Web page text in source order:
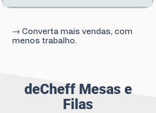
→ Converta mais vendas, com
menos trabalho.
deCheff Mesas e
Filas